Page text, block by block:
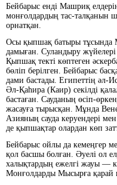
Бейбарыс енді Машриқ
монғолдардың тас-талқанын
орнатқан.
Осы қыпшақ батыры
дамыған. Суландыру жүйелері
Қыпшақ текті көптеген
бөліп берілген. Бейбарыс
дами бастады. Египеттің әл-
Әл-Қаһира (Каир) секілді
бастаған. Сауданың өсіп-
жасауға тырысқан. Мұнда
Азияның сауда керуендері
де қыпшақтар олардан көп
Бейбарыс ойлы да кемеңгер
қол басшы болған. Әуелі ол
халықтардың ежелгі жауы —
Монғолдарды Мысырға қарай